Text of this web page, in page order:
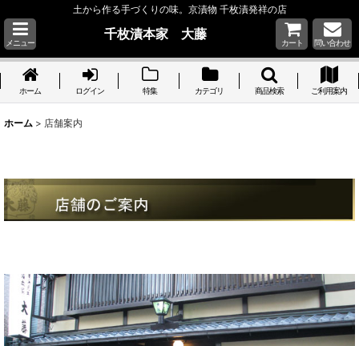
土から作る手づくりの味。京漬物 千枚漬発祥の店
メニュー
千枚漬本家 大藤
カート 問い合わせ
ホーム ログイン 特集 カテゴリ 商品検索 ご利用案内
ホーム > 店舗案内